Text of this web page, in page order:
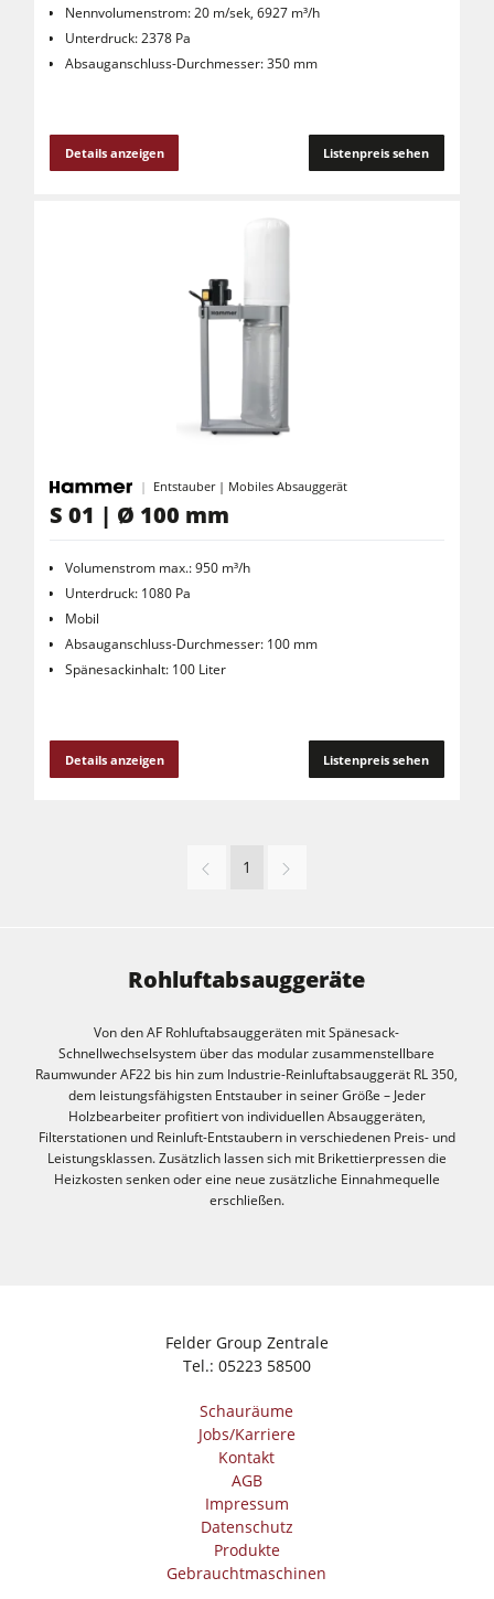
Nennvolumenstrom: 20 m/sek, 6927 m³/h
Unterdruck: 2378 Pa
Absauganschluss-Durchmesser: 350 mm
Details anzeigen Listenpreis sehen
Entstauber | Mobiles Absauggerät
S 01 | Ø 100 mm
Volumenstrom max.: 950 m³/h
Unterdruck: 1080 Pa
Mobil
Absauganschluss-Durchmesser: 100 mm
Spänesackinhalt: 100 Liter
Details anzeigen Listenpreis sehen
1
Rohluftabsauggeräte
Von den AF Rohluftabsauggeräten mit Spänesack-
Schnellwechselsystem über das modular zusammenstellbare
Raumwunder AF22 bis hin zum Industrie-Reinluftabsauggerät RL 350,
dem leistungsfähigsten Entstauber in seiner Größe – Jeder
Holzbearbeiter profitiert von individuellen Absauggeräten,
Filterstationen und Reinluft-Entstaubern in verschiedenen Preis- und
Leistungsklassen. Zusätzlich lassen sich mit Brikettierpressen die
Heizkosten senken oder eine neue zusätzliche Einnahmequelle
erschließen.
Felder Group Zentrale
Tel.: 05223 58500
Schauräume
Jobs/Karriere
Kontakt
AGB
Impressum
Datenschutz
Produkte
Gebrauchtmaschinen